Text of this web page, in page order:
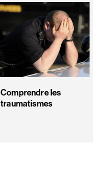
Comprendre les
traumatismes